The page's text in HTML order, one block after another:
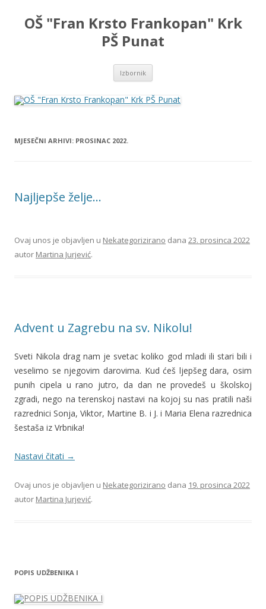
OŠ "Fran Krsto Frankopan" Krk
PŠ Punat
Izbornik
MJESEČNI ARHIVI: PROSINAC 2022.
Najljepše želje…
Ovaj unos je objavljen u Nekategorizirano dana 23. prosinca 2022
autor Martina Jurjević.
Advent u Zagrebu na sv. Nikolu!
Sveti Nikola drag nam je svetac koliko god mladi ili stari bili i
veselimo se njegovim darovima. Kud ćeš ljepšeg dara, osim
punih cipela u rano jutro, da dan ne provedeš u školskoj
zgradi, nego na terenskoj nastavi na kojoj su nas pratili naši
razrednici Sonja, Viktor, Martine B. i J. i Maria Elena razrednica
šestaša iz Vrbnika!
Nastavi čitati →
Ovaj unos je objavljen u Nekategorizirano dana 19. prosinca 2022
autor Martina Jurjević.
POPIS UDŽBENIKA I